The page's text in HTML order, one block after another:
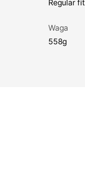
regular fit
Waga
558g